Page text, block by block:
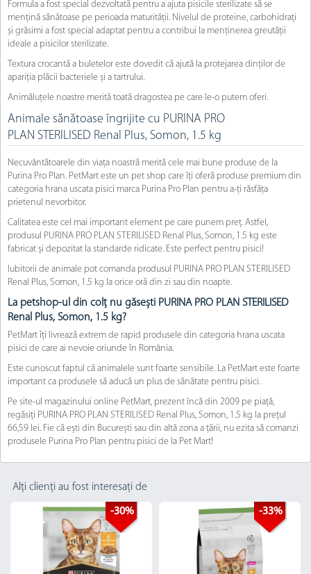
Formula a fost special dezvoltată pentru a ajuta pisicile sterilizate să se
mențină sănătoase pe perioada maturității. Nivelul de proteine, carbohidrați
și grăsimi a fost special adaptat pentru a contribui la menținerea greutății
ideale a pisicilor sterilizate.
Textura crocantă a buletelor este dovedit că ajută la protejarea dinților de
apariția plăcii bacteriele și a tartrului.
Animăluțele noastre merită toată dragostea pe care le-o putem oferi.
Animale sănătoase îngrijite cu ​PURINA PRO
PLAN STERILISED Renal Plus, Somon, 1.5 kg
Necuvântătoarele din viața noastră merită cele mai bune produse de la
Purina Pro Plan. PetMart este un pet shop care îți oferă produse premium din
categoria hrana uscata pisici marca Purina Pro Plan pentru a-ți răsfăța
prietenul nevorbitor.
Calitatea este cel mai important element pe care punem preț. Astfel,
produsul ​PURINA PRO PLAN STERILISED Renal Plus, Somon, 1.5 kg este
fabricat și depozitat la standarde ridicate. Este perfect pentru pisici!
Iubitorii de animale pot comanda produsul ​PURINA PRO PLAN STERILISED
Renal Plus, Somon, 1.5 kg la orice oră din zi sau din noapte.
La petshop-ul din colț nu găsești ​PURINA PRO PLAN STERILISED
Renal Plus, Somon, 1.5 kg?
PetMart îți livrează extrem de rapid produsele din categoria hrana uscata
pisici de care ai nevoie oriunde în România.
Este cunoscut faptul că animalele sunt foarte sensibile. La PetMart este foarte
important ca produsele să aducă un plus de sănătate pentru pisici.
Pe site-ul magazinului online PetMart, prezent încă din 2009 pe piață,
regăsiți ​PURINA PRO PLAN STERILISED Renal Plus, Somon, 1.5 kg la prețul
66,59 lei. Fie că ești din București sau din altă zona a țării, nu ezita să comanzi
produsele Purina Pro Plan pentru pisici de la Pet Mart!
Alți clienți au fost interesați de
-30% -33%